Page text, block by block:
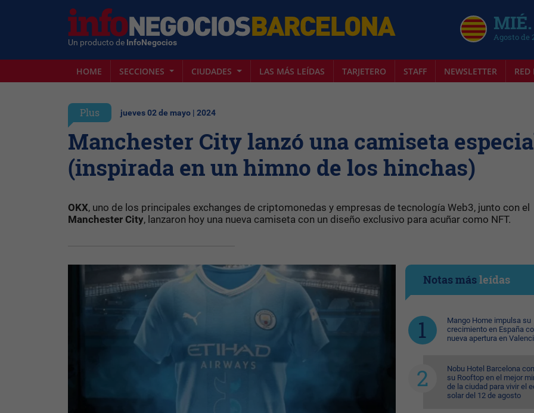
Un producto de InfoNegocios Agosto de
HOME SECCIONES CIUDADES LAS MÁS LEÍDAS TARJETERO STAFF NEWSLETTER
Plus jueves 02 de mayo | 2024
Manchester City lanzó una camiseta
(inspirada en un himno de los hinchas)
OKX, uno de los principales exchanges de criptomonedas y empresas de tecnología Web3, junto con el
Manchester City, lanzaron hoy una nueva camiseta con un diseño exclusivo para acuñar como NFT.
Notas másleídas
Mango Home impulsa su
crecimiento en España
nueva apertura en
Nobu Hotel Barcelona
su Rooftop en el mejor
de la ciudad para vivir el
solar del 12 de agosto